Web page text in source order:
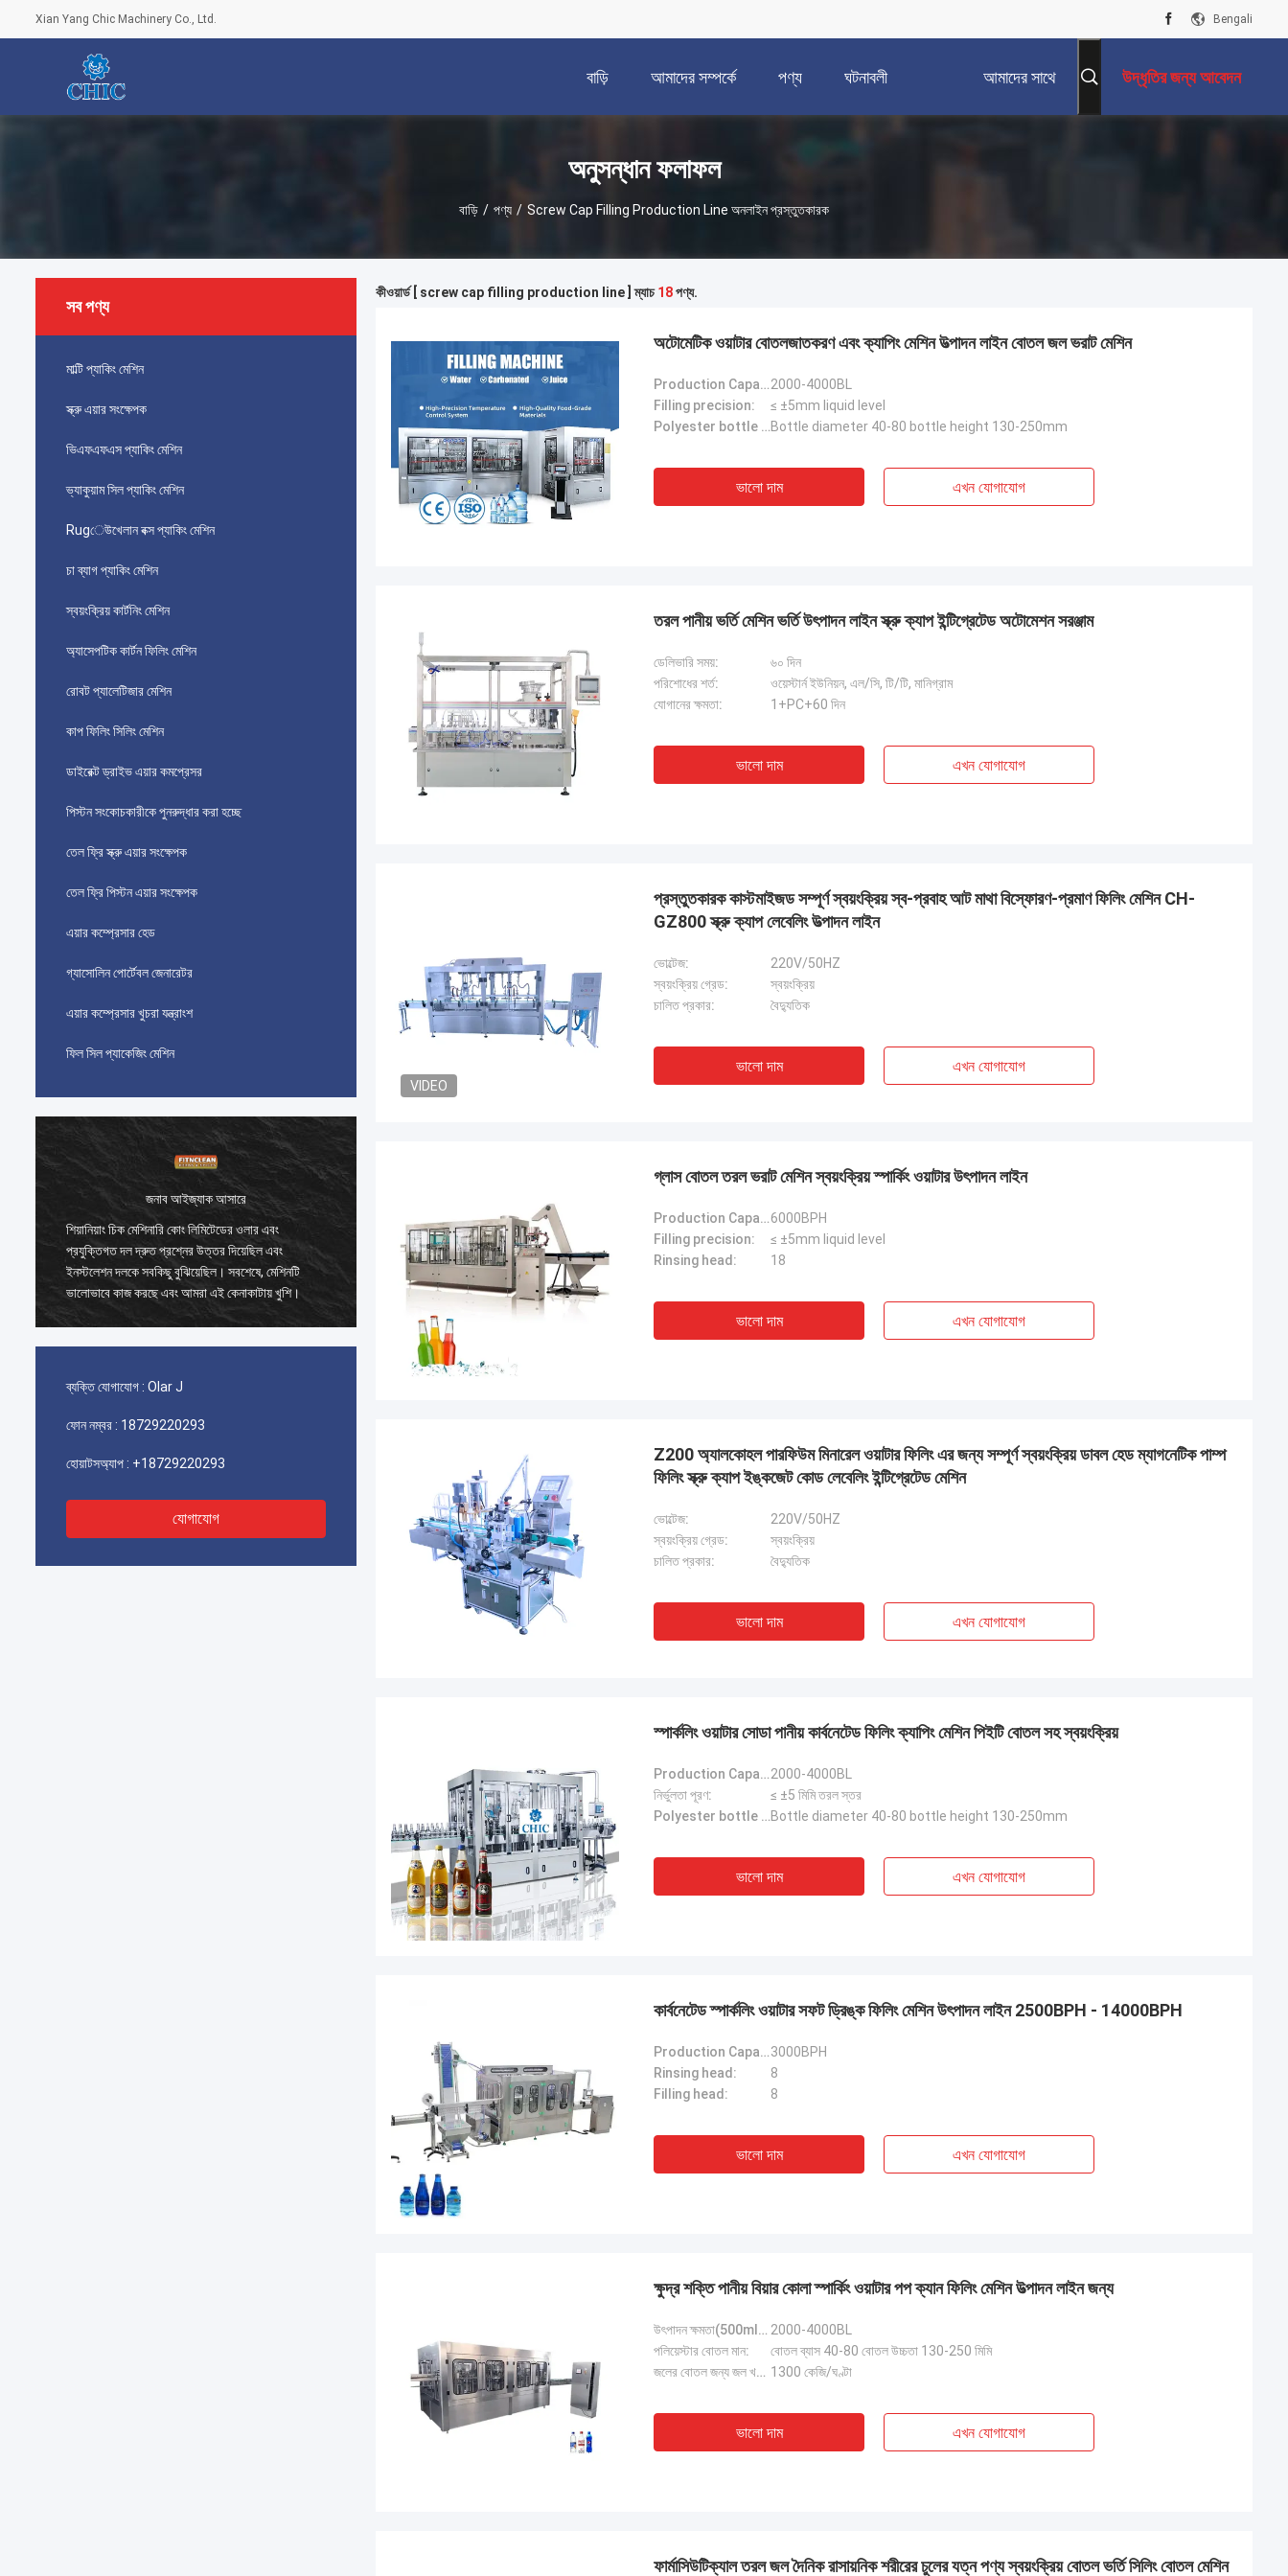
Xian Yang Chic Machinery Co., Ltd. Bengali
বাড়ি আমাদের সম্পর্কে পণ্য ঘটনাবলী আমাদের সাথে উদ্ধৃতির জন্য আবেদন
অনুসন্ধান ফলাফল
বাড়ি / পণ্য / Screw Cap Filling Production Line অনলাইন প্রস্তুতকারক
সব পণ্য
মাল্টি প্যাকিং মেশিন
স্ক্রু এয়ার সংক্ষেপক
ভিএফএফএস প্যাকিং মেশিন
ভ্যাকুয়াম সিল প্যাকিং মেশিন
Rugেউখেলান বক্স প্যাকিং মেশিন
চা ব্যাগ প্যাকিং মেশিন
স্বয়ংক্রিয় কার্টনিং মেশিন
অ্যাসেপটিক কার্টন ফিলিং মেশিন
রোবট প্যালেটিজার মেশিন
কাপ ফিলিং সিলিং মেশিন
ডাইরেক্ট ড্রাইভ এয়ার কমপ্রেসর
পিস্টন সংকোচকারীকে পুনরুদ্ধার করা হচ্ছে
তেল ফ্রি স্ক্রু এয়ার সংক্ষেপক
তেল ফ্রি পিস্টন এয়ার সংক্ষেপক
এয়ার কম্প্রেসার হেড
গ্যাসোলিন পোর্টেবল জেনারেটর
এয়ার কম্প্রেসার খুচরা যন্ত্রাংশ
ফিল সিল প্যাকেজিং মেশিন
জনাব আইজ্যাক আসারে
শিয়ানিয়াং চিক মেশিনারি কোং লিমিটেডের ওলার এবং
প্রযুক্তিগত দল দ্রুত প্রশ্নের উত্তর দিয়েছিল এবং
ইনস্টলেশন দলকে সবকিছু বুঝিয়েছিল। সবশেষে, মেশিনটি
ভালোভাবে কাজ করছে এবং আমরা এই কেনাকাটায় খুশি।
শিয়ানিয়াং চিক মেশিনারি কোং লিমিটেডের ওলার এবং
প্রযুক্তিগত দল দ্রুত প্রশ্নের উত্তর দিয়েছিল এবং
ইনস্টলেশন দলকে সবকিছু বুঝিয়েছিল। সবশেষে, মেশিনটি
ভালোভাবে কাজ করছে এবং আমরা এই কেনাকাটায় খুশি।
ব্যক্তি যোগাযোগ : Olar J
ফোন নম্বর : 18729220293
হোয়াটসঅ্যাপ : +18729220293
যোগাযোগ
কীওয়ার্ড [ screw cap filling production line ] ম্যাচ18পণ্য.
অটোমেটিক ওয়াটার বোতলজাতকরণ এবং ক্যাপিং মেশিন উত্পাদন লাইন বোতল জল ভরাট মেশিন
Production Capacity(500ml)(b/h):2000-4000BL
Filling precision:
≤ ±5mm liquid level
Polyester bottle standard:Bottle diameter 40-80 bottle height 130-250mm
ভালো দাম এখন যোগাযোগ
তরল পানীয় ভর্তি মেশিন ভর্তি উৎপাদন লাইন স্ক্রু ক্যাপ ইন্টিগ্রেটেড অটোমেশন সরঞ্জাম
ডেলিভারি সময়:
৬০ দিন
পরিশোধের শর্ত:
ওয়েস্টার্ন ইউনিয়ন, এল/সি, টি/টি, মানিগ্রাম
যোগানের ক্ষমতা:
1+PC+60 দিন
ভালো দাম এখন যোগাযোগ
VIDEO
প্রস্তুতকারক কাস্টমাইজড সম্পূর্ণ স্বয়ংক্রিয় স্ব-প্রবাহ আট মাথা বিস্ফোরণ-প্রমাণ ফিলিং মেশিন CH-
GZ800 স্ক্রু ক্যাপ লেবেলিং উত্পাদন লাইন
ভোল্টেজ:
220V/50HZ
স্বয়ংক্রিয় গ্রেড:
স্বয়ংক্রিয়
চালিত প্রকার:
বৈদ্যুতিক
ভালো দাম এখন যোগাযোগ
গ্লাস বোতল তরল ভরাট মেশিন স্বয়ংক্রিয় স্পার্কিং ওয়াটার উৎপাদন লাইন
Production Capacity(500ml)(b/h):6000BPH
Filling precision:
≤ ±5mm liquid level
Rinsing head:
18
ভালো দাম এখন যোগাযোগ
Z200 অ্যালকোহল পারফিউম মিনারেল ওয়াটার ফিলিং এর জন্য সম্পূর্ণ স্বয়ংক্রিয় ডাবল হেড ম্যাগনেটিক পাম্প
ফিলিং স্ক্রু ক্যাপ ইঙ্কজেট কোড লেবেলিং ইন্টিগ্রেটেড মেশিন
ভোল্টেজ:
220V/50HZ
স্বয়ংক্রিয় গ্রেড:
স্বয়ংক্রিয়
চালিত প্রকার:
বৈদ্যুতিক
ভালো দাম এখন যোগাযোগ
স্পার্কলিং ওয়াটার সোডা পানীয় কার্বনেটেড ফিলিং ক্যাপিং মেশিন পিইটি বোতল সহ স্বয়ংক্রিয়
Production Capacity(500ml)(b/h):2000-4000BL
নির্ভুলতা পূরণ:
≤ ±5 মিমি তরল স্তর
Polyester bottle standard:Bottle diameter 40-80 bottle height 130-250mm
ভালো দাম এখন যোগাযোগ
কার্বনেটেড স্পার্কলিং ওয়াটার সফট ড্রিঙ্ক ফিলিং মেশিন উৎপাদন লাইন 2500BPH - 14000BPH
Production Capacity(500ml)(b/h):3000BPH
Rinsing head:
8
Filling head:
8
ভালো দাম এখন যোগাযোগ
ক্ষুদ্র শক্তি পানীয় বিয়ার কোলা স্পার্কিং ওয়াটার পপ ক্যান ফিলিং মেশিন উত্পাদন লাইন জন্য
উৎপাদন ক্ষমতা(500ml)(b/h): 2000-4000BL
পলিয়েস্টার বোতল মান:
বোতল ব্যাস 40-80 বোতল উচ্চতা 130-250 মিমি
জলের বোতল জন্য জল খরচ: 1300 কেজি/ঘণ্টা
ভালো দাম এখন যোগাযোগ
ফার্মাসিউটিক্যাল তরল জল দৈনিক রাসায়নিক শরীরের চুলের যত্ন পণ্য স্বয়ংক্রিয় বোতল ভর্তি সিলিং বোতল মেশিন